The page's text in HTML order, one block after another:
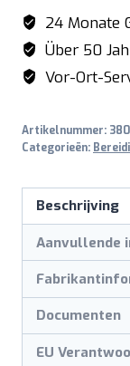
CM
1099
A
aantal
24 Monate
Über 50
Vor-Ort-
Artikelnummer:
Categorieën:
Beschrijving
Aanvullende
Documenten
EU